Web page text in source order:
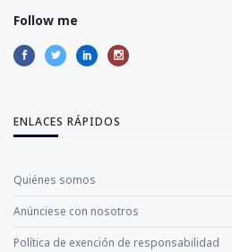
Follow me
ENLACES RÁPIDOS
Quiénes somos
Anúnciese con nosotros
Política de exención de responsabilidad